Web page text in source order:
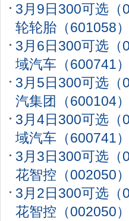
3月9日300可选（
轮轮胎（601058
3月6日300可选（
域汽车（600741
3月5日300可选（
汽集团（600104
3月4日300可选（
域汽车（600741
3月3日300可选（
花智控（002050
3月2日300可选（
花智控（002050